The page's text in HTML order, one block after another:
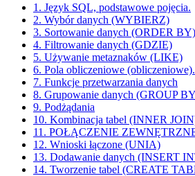
1. Język SQL, podstawowe pojęcia.
2. Wybór danych (WYBIERZ)
3. Sortowanie danych (ORDER BY)
4. Filtrowanie danych (GDZIE)
5. Używanie metaznaków (LIKE)
6. Pola obliczeniowe (obliczeniowe).
7. Funkcje przetwarzania danych
8. Grupowanie danych (GROUP
9. Podżądania
10. Kombinacja tabel (INNER
11. POŁĄCZENIE
12. Wnioski łączone (UNIA)
13. Dodawanie danych (INSERT
14. Tworzenie tabel (CREATE